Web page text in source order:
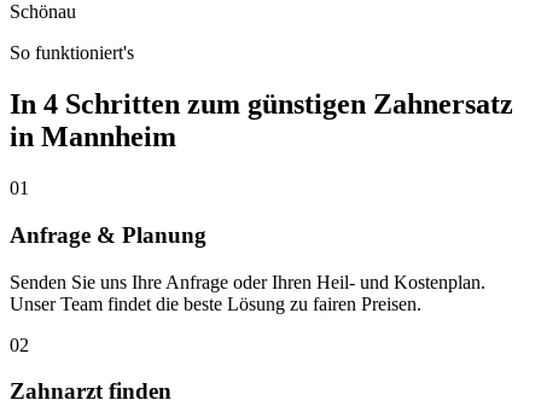
Schönau
So funktioniert's
In 4 Schritten zum günstigen Zahnersatz
in Mannheim
01
Anfrage & Planung
Senden Sie uns Ihre Anfrage oder Ihren Heil- und Kostenplan.
Unser Team findet die beste Lösung zu fairen Preisen.
02
Zahnarzt finden